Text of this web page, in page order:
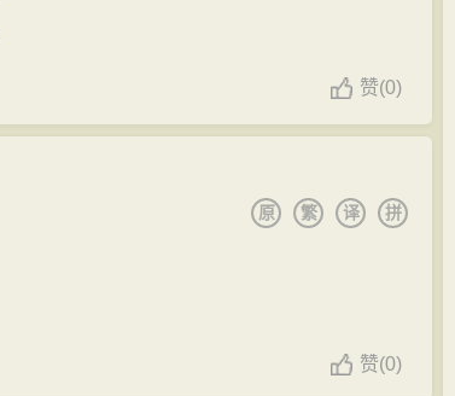
赞(0)
拼
译
繁
原
赞(0)